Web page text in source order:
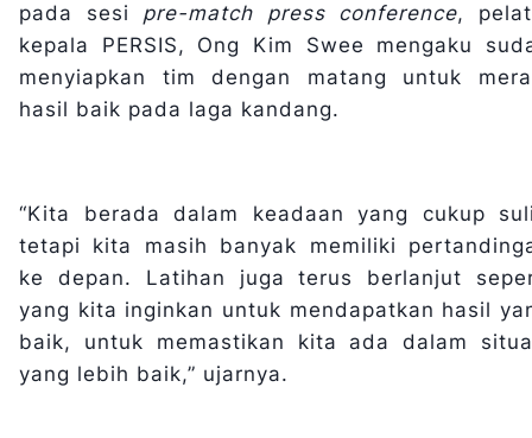
pada sesi pre-match press conference,
kepala PERSIS, Ong Kim Swee mengaku
menyiapkan tim dengan matang untuk
hasil baik pada laga kandang.
“Kita berada dalam keadaan yang cukup
tetapi kita masih banyak memiliki
ke depan. Latihan juga terus berlanjut
yang kita inginkan untuk mendapatkan hasil
baik, untuk memastikan kita ada dalam
yang lebih baik,” ujarnya.